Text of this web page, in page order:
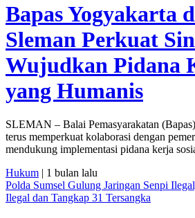
Bapas Yogyakarta
Sleman Perkuat
Wujudkan Pidana
yang Humanis
SLEMAN – Balai Pemasyarakatan
terus memperkuat kolaborasi dengan
mendukung implementasi pidana kerja
Hukum | 1 bulan lalu
Polda Sumsel Gulung Jaringan Senpi
Ilegal dan Tangkap 31 Tersangka